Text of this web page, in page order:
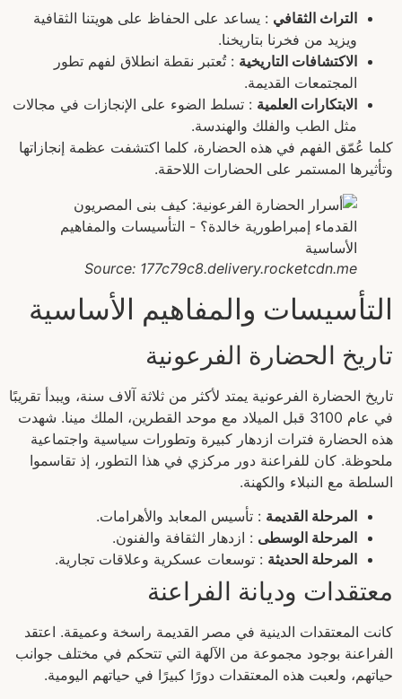
التراث الثقافي : يساعد على الحفاظ على هويتنا الثقافية
ويزيد من فخرنا بتاريخنا.
الاكتشافات التاريخية : تُعتبر نقطة انطلاق لفهم تطور
المجتمعات القديمة.
الابتكارات العلمية : تسلط الضوء على الإنجازات في مجالات
مثل الطب والفلك والهندسة.
كلما عُمّق الفهم في هذه الحضارة، كلما اكتشفت عظمة إنجازاتها
وتأثيرها المستمر على الحضارات اللاحقة.
Source: 177c79c8.delivery.rocketcdn.me
التأسيسات والمفاهيم الأساسية
تاريخ الحضارة الفرعونية
تاريخ الحضارة الفرعونية يمتد لأكثر من ثلاثة آلاف سنة، ويبدأ تقريبًا
في عام 3100 قبل الميلاد مع موحد القطرين، الملك مينا. شهدت
هذه الحضارة فترات ازدهار كبيرة وتطورات سياسية واجتماعية
ملحوظة. كان للفراعنة دور مركزي في هذا التطور، إذ تقاسموا
السلطة مع النبلاء والكهنة.
المرحلة القديمة : تأسيس المعابد والأهرامات.
المرحلة الوسطى : ازدهار الثقافة والفنون.
المرحلة الحديثة : توسعات عسكرية وعلاقات تجارية.
معتقدات وديانة الفراعنة
كانت المعتقدات الدينية في مصر القديمة راسخة وعميقة. اعتقد
الفراعنة بوجود مجموعة من الآلهة التي تتحكم في مختلف جوانب
حياتهم، ولعبت هذه المعتقدات دورًا كبيرًا في حياتهم اليومية.